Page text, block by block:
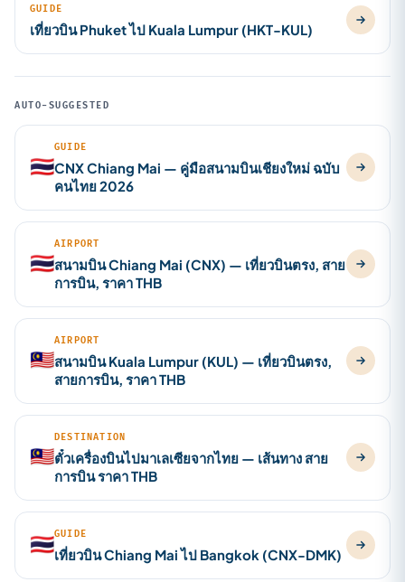
GUIDE
เที่ยวบิน Phuket ไป Kuala Lumpur (HKT-KUL)
AUTO-SUGGESTED
🇹🇭
GUIDE
CNX Chiang Mai — คู่มือสนามบินเชียงใหม่ ฉบับ
คนไทย 2026
🇹🇭
AIRPORT
สนามบิน Chiang Mai (CNX) — เที่ยวบินตรง, สาย
การบิน, ราคา THB
🇲🇾
AIRPORT
สนามบิน Kuala Lumpur (KUL) — เที่ยวบินตรง,
สายการบิน, ราคา THB
🇲🇾
DESTINATION
ตั๋วเครื่องบินไปมาเลเซียจากไทย — เส้นทาง สาย
การบิน ราคา THB
🇹🇭GUIDE
เที่ยวบิน Chiang Mai ไป Bangkok (CNX-DMK)